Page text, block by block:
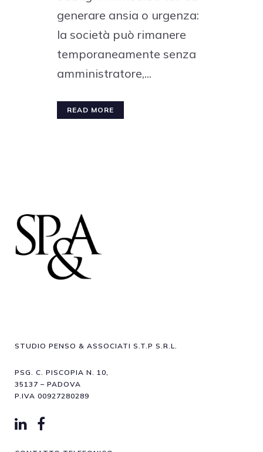
generare ansia o urgenza:
la società può rimanere
temporaneamente senza
amministratore,...
READ MORE
STUDIO PENSO & ASSOCIATI S.T.P S.R.L.
PSG. C. PISCOPIA N. 10,
35137 – PADOVA
P.IVA 00927280289